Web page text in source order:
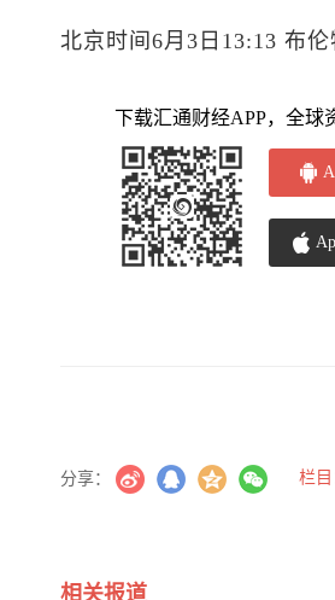
北京时间6月3日13:13 布伦
下载汇通财经APP，全球
分享： 栏目
相关报道